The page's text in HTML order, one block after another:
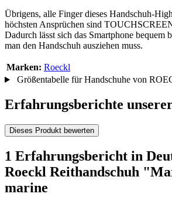
Übrigens, alle Finger dieses Handschuh-
höchsten Ansprüchen sind
Dadurch lässt sich das Smartphone bequem
man den Handschuh ausziehen muss.
Marken: Roeckl
Größentabelle für Handschuhe von
Erfahrungsberichte
Dieses Produkt bewerten
1 Erfahrungsbericht in
Roeckl Reithandschuh
marine